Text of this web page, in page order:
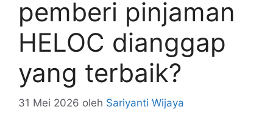
pemberi pinjaman
HELOC dianggap
yang terbaik?
31 Mei 2026 oleh Sariyanti Wijaya